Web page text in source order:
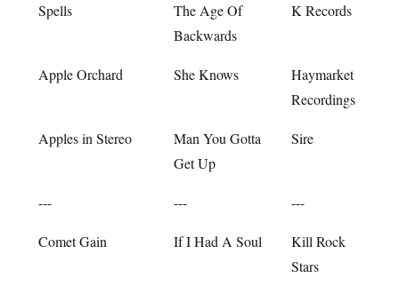
Spells
The Age Of
Backwards
K Records
Apple Orchard She Knows
Haymarket
Recordings
Apples in Stereo
Man You Gotta
Get Up
Sire
--- --- ---
Comet Gain If I Had A Soul
Kill Rock
Stars